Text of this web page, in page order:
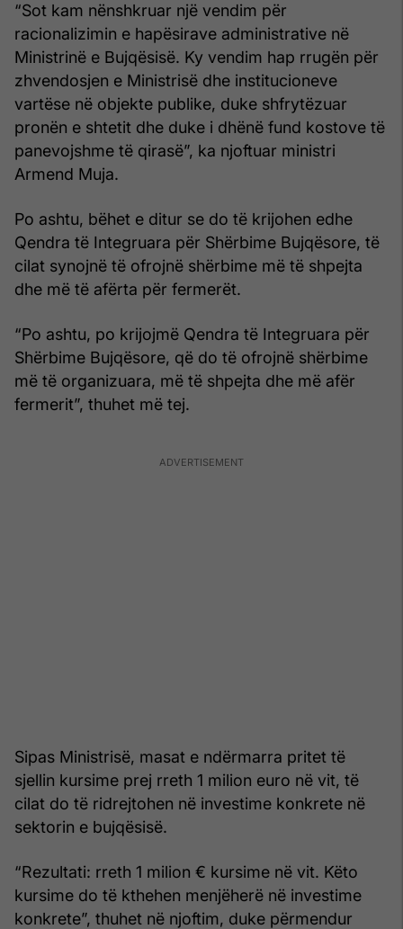
“Sot kam nënshkruar një vendim për
racionalizimin e hapësirave administrative në
Ministrinë e Bujqësisë. Ky vendim hap rrugën për
zhvendosjen e Ministrisë dhe institucioneve
vartëse në objekte publike, duke shfrytëzuar
pronën e shtetit dhe duke i dhënë fund kostove të
panevojshme të qirasë”, ka njoftuar ministri
Armend Muja.
Po ashtu, bëhet e ditur se do të krijohen edhe
Qendra të Integruara për Shërbime Bujqësore, të
cilat synojnë të ofrojnë shërbime më të shpejta
dhe më të afërta për fermerët.
“Po ashtu, po krijojmë Qendra të Integruara për
Shërbime Bujqësore, që do të ofrojnë shërbime
më të organizuara, më të shpejta dhe më afër
fermerit”, thuhet më tej.
Sipas Ministrisë, masat e ndërmarra pritet të
sjellin kursime prej rreth 1 milion euro në vit, të
cilat do të ridrejtohen në investime konkrete në
sektorin e bujqësisë.
“Rezultati: rreth 1 milion € kursime në vit. Këto
kursime do të kthehen menjëherë në investime
konkrete”, thuhet në njoftim, duke përmendur